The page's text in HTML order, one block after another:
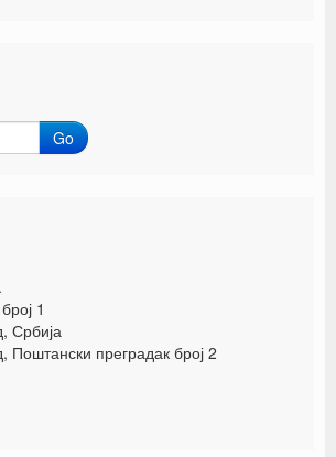
Go
1
Србија
преградак број 2